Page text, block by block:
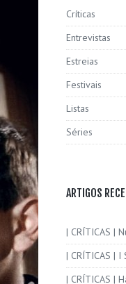
Críticas
Entrevistas
Estreias
Festivais
Listas
Séries
ARTIGOS
| CRÍTICAS |
| CRÍTICAS | I
| CRÍTICAS |